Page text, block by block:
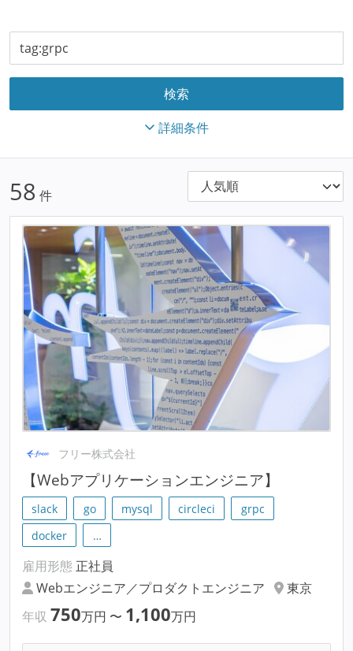
詳細条件
58 件
フリー株式会社
【Webアプリケーションエンジニア】
slack go mysql circleci
grpc
docker
…
雇用形態 正社員
Webエンジニア／プロダクトエンジニア
東京
年収 750万円 〜 1,100万円